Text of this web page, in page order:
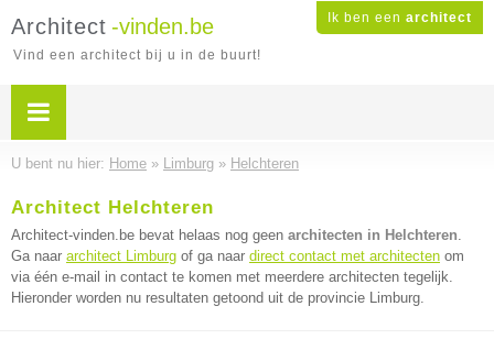
Ik ben een architect
Architect -vinden.be
Vind een architect bij u in de buurt!
U bent nu hier: Home » Limburg » Helchteren
Architect Helchteren
Architect-vinden.be bevat helaas nog geen architecten in Helchteren.
Ga naar architect Limburg of ga naar direct contact met architecten om
via één e-mail in contact te komen met meerdere architecten tegelijk.
Hieronder worden nu resultaten getoond uit de provincie Limburg.